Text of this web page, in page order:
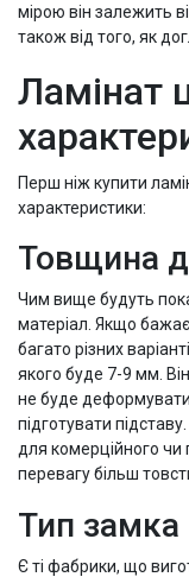
мірою він залежить
також від того, як
Ламінат
Перш ніж купити
характеристики:
Товщина
Чим вище будуть
матеріал. Якщо
багато різних
якого буде 7-9 мм.
не буде
підготувати
для комерційного
перевагу більш
Тип замка
Є ті фабрики, що